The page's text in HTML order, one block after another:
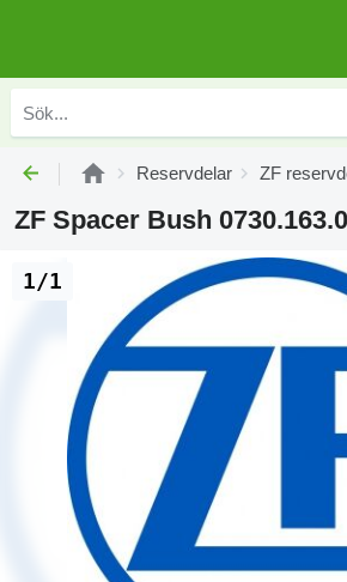
Reservdelar ZF
ZF Spacer Bush
1/1